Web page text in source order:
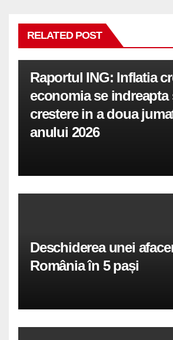
RELATED POST
Raportul ING: Inflatia
economia se indreapta
crestere in a doua
anului 2026
Deschiderea unei
România în 5 pași